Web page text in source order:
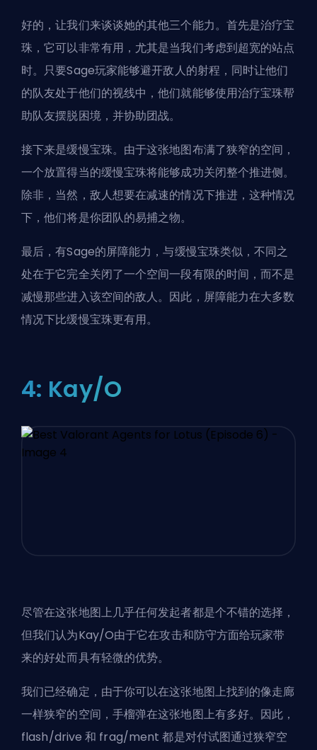
好的，让我们来谈谈她的其他三个能力。首先是治疗宝
珠，它可以非常有用，尤其是当我们考虑到超宽的站点
时。只要Sage玩家能够避开敌人的射程，同时让他们
的队友处于他们的视线中，他们就能够使用治疗宝珠帮
助队友摆脱困境，并协助团战。
接下来是缓慢宝珠。由于这张地图布满了狭窄的空间，
一个放置得当的缓慢宝珠将能够成功关闭整个推进侧。
除非，当然，敌人想要在减速的情况下推进，这种情况
下，他们将是你团队的易捕之物。
最后，有Sage的屏障能力，与缓慢宝珠类似，不同之
处在于它完全关闭了一个空间一段有限的时间，而不是
减慢那些进入该空间的敌人。因此，屏障能力在大多数
情况下比缓慢宝珠更有用。
4: Kay/O
尽管在这张地图上几乎任何发起者都是个不错的选择，
但我们认为Kay/O由于它在攻击和防守方面给玩家带
来的好处而具有轻微的优势。
我们已经确定，由于你可以在这张地图上找到的像走廊
一样狭窄的空间，手榴弹在这张地图上有多好。因此，
flash/drive 和 frag/ment 都是对付试图通过狭窄空